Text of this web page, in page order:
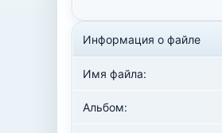
Информация о файле
Имя файла:
Альбом: